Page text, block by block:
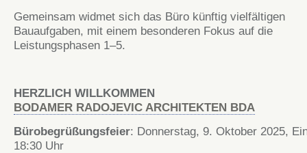
Gemeinsam widmet sich das Büro künftig vielfältigen
Bauaufgaben, mit einem besonderen Fokus auf die
Leistungsphasen 1–5.
HERZLICH WILLKOMMEN
BODAMER RADOJEVIC ARCHITEKTEN BDA
Bürobegrüßungsfeier: Donnerstag, 9. Oktober 2025,
18:30 Uhr